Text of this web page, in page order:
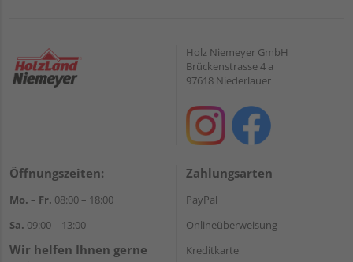
Holz Niemeyer GmbH
Brückenstrasse 4 a
97618 Niederlauer
Öffnungszeiten:
Mo. – Fr. 08:00 – 18:00
Sa. 09:00 – 13:00
Wir helfen Ihnen gerne
Zahlungsarten
PayPal
Onlineüberweisung
Kreditkarte